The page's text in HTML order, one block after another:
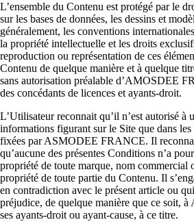
L’ensemble du Contenu est protégé par le
sur les bases de données, les dessins et
généralement, les conventions
la propriété intellectuelle et les droits
reproduction ou représentation de ces
Contenu de quelque manière et à quelque
sans autorisation préalable d’AMOSDEE
des concédants de licences et ayants-droit.
L’Utilisateur reconnait qu’il n’est autorisé à
informations figurant sur le Site que dans les
fixées par ASMODEE FRANCE. Il
qu’aucune des présentes Conditions n’a
propriété de toute marque, nom commercial
propriété de toute partie du Contenu. Il
en contradiction avec le présent article ou
préjudice, de quelque manière que ce soit,
ses ayants-droit ou ayant-cause, à ce titre.